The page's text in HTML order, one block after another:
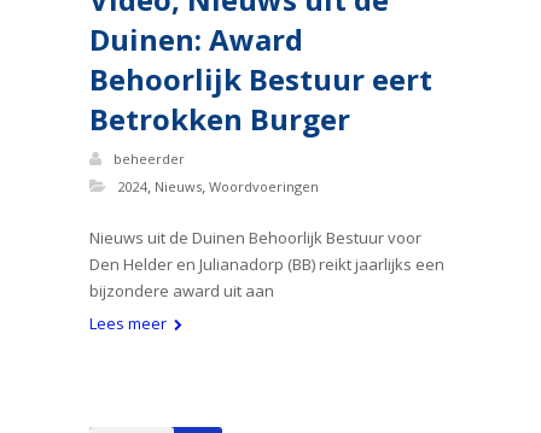
Duinen: Award
Behoorlijk Bestuur eert
Betrokken Burger
beheerder
2024, Nieuws, Woordvoeringen
Nieuws uit de Duinen Behoorlijk Bestuur voor
Den Helder en Julianadorp (BB) reikt jaarlijks een
bijzondere award uit aan
Lees meer